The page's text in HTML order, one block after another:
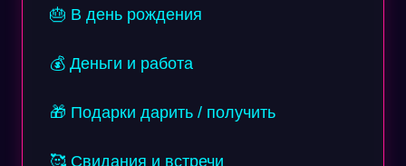
🎂 В день рождения
💰 Деньги и работа
🎁 Подарки дарить / получить
🥰 Свидания и встречи